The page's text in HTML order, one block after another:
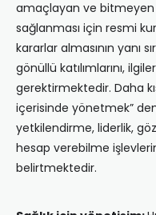
amaçlayan ve bitmeyen
sağlanması için resmi
kararlar almasının yanı
gönüllü katılımlarını,
gerektirmektedir. Daha
içerisinde yönetmek”
yetkilendirme, liderlik,
hesap verebilme
belirtmektedir.